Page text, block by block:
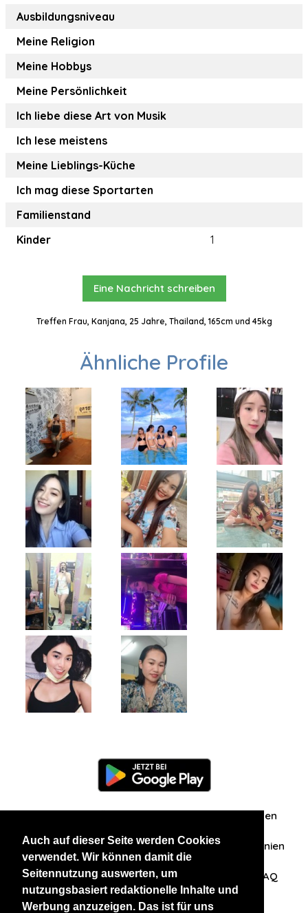
Auch auf dieser Seite werden Cookies
verwendet. Wir können damit die
Seitennutzung auswerten, um
nutzungsbasiert redaktionelle Inhalte und
Werbung anzuzeigen. Das ist für uns
Ausbildungsniveau
Meine Religion
Meine Hobbys
Meine Persönlichkeit
Ich liebe diese Art von Musik
Ich lese meistens
Meine Lieblings-Küche
Ich mag diese Sportarten
Familienstand
Kinder
1
Eine Nachricht schreiben
Treffen Frau, Kanjana, 25 Jahre, Thailand, 165cm und 45kg
Ähnliche Profile
Zuschriften/Erfahrungen
Datenschutzerklärung AGB Datenschutzrichtlinien
Nehmen Sie Kontakt mit uns auf FAQ